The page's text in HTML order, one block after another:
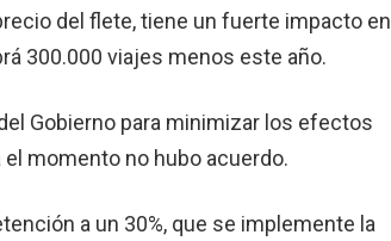
del flete, tiene un fuerte impacto en
300.000 viajes menos este año.
Gobierno para minimizar los efectos
momento no hubo acuerdo.
a un 30%, que se implemente la